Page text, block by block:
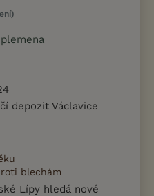
depozit Václavice
blechám
Lípy hledá nové